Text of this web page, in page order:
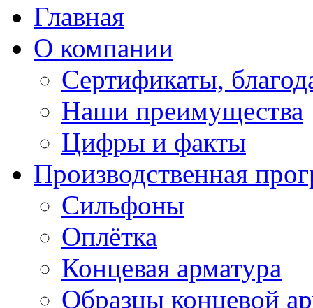
Главная
О компании
Сертификаты,
Наши преимущества
Цифры и факты
Производственная
Сильфоны
Оплётка
Концевая арматура
Образцы концевой